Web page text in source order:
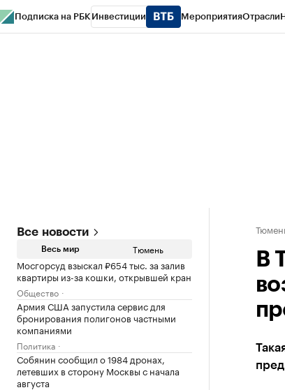
Подписка на РБК Инвестиции МероприятияОтрасли
Все новости
Весь мир Тюмень
Мосгорсуд взыскал ₽654 тыс. за залив
квартиры из-за кошки, открывшей кран
Общество
Армия США запустила сервис для
бронирования полигонов частными
компаниями
Политика
Собянин сообщил о 1984 дронах,
летевших в сторону Москвы с начала
августа
В